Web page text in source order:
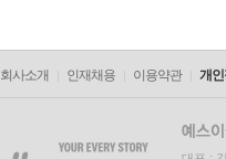
회사소개 인재채용 이용약관 개